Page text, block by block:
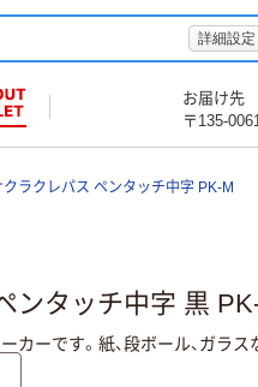
詳細設定
お届け先
〒135-
クラクレパス ペンタッチ中字 PK-M
ンタッチ中字 黒
カーです。紙、段ボール、ガラス